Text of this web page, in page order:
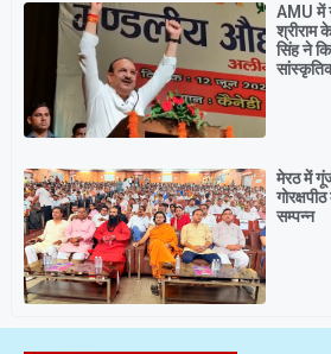
AMU में
श्रीराम
सिंह ने
मेरठ में
सम्पन्न